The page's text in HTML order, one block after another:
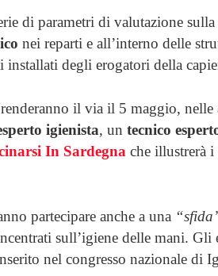
di parametri di valutazione
nei reparti e all’interno delle
installati degli erogatori della
il via il 5 maggio, nelle
igienista, un tecnico
In Sardegna che illustrerà
partecipare anche a una
sull’igiene delle mani. Gli
nel congresso nazionale di